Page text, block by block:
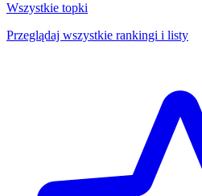
Wszystkie topki
Przeglądaj wszystkie rankingi i listy